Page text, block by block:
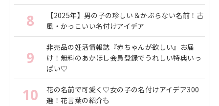
8
【2025年】男の子の珍しい＆かぶらない名前！古
風・かっこいい名付けアイデア
9
非売品の妊活情報誌『赤ちゃんが欲しい』お届
け！無料のあかほし会員登録でうれしい特典いっ
ぱい♡
10
花の名前で可愛く♡女の子の名付けアイデア300
選！花言葉の紹介も